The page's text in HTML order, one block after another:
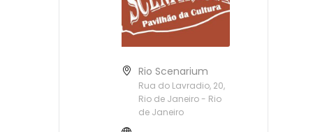
Rio Scenarium
Rua do Lavradio, 20,
Rio de Janeiro - Rio
de Janeiro